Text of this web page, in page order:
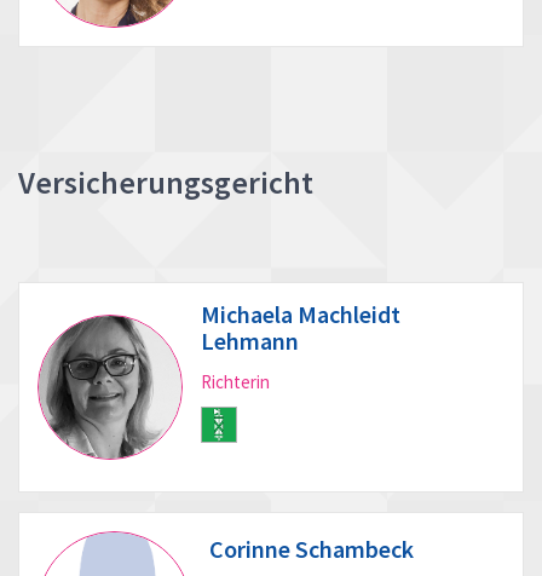
Versicherungsgericht
Michaela Machleidt
Lehmann
Richterin
Corinne Schambeck